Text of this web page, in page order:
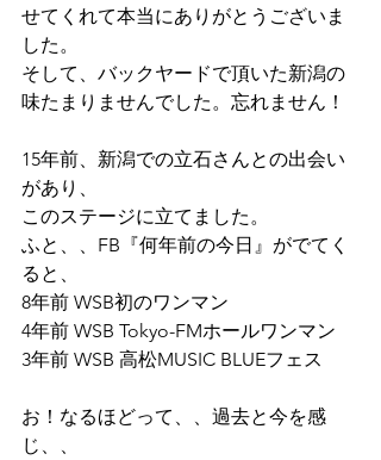
せてくれて本当にありがとうございま
した。
そして、バックヤードで頂いた新潟の
味たまりませんでした。忘れません！
15年前、新潟での立石さんとの出会い
があり、
このステージに立てました。
ふと、、FB『何年前の今日』がでてく
ると、
8年前 WSB初のワンマン
4年前 WSB Tokyo-FMホールワンマン
3年前 WSB 高松MUSIC BLUEフェス
お！なるほどって、、過去と今を感
じ、、